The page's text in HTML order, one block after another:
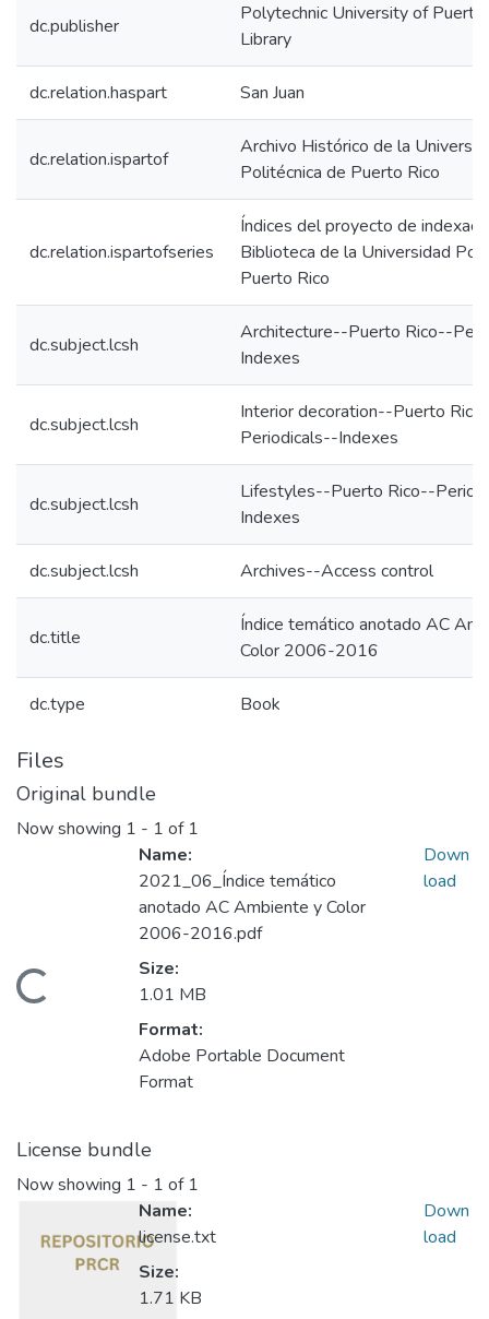
dc.publisher
Polytechnic University of Puerto
Library
dc.relation.haspart San Juan
dc.relation.ispartof
Archivo Histórico de la
Politécnica de Puerto Rico
dc.relation.ispartofseries
Índices del proyecto de
Biblioteca de la Universidad
Puerto Rico
dc.subject.lcsh
Architecture--Puerto Rico--
Indexes
dc.subject.lcsh
Interior decoration--Puerto
Periodicals--Indexes
dc.subject.lcsh
Lifestyles--Puerto Rico--
Indexes
dc.subject.lcsh Archives--Access control
dc.title
Índice temático anotado AC
Color 2006-2016
dc.type Book
Files
Original bundle
Now showing 1 - 1 of 1
Loading...
Name:
2021_06_Índice temático
anotado AC Ambiente y Color
2006-2016.pdf
Size:
1.01 MB
Format:
Adobe Portable Document
Format
Down
load
License bundle
Now showing 1 - 1 of 1
Name:
license.txt
Size:
1.71 KB
Down
load